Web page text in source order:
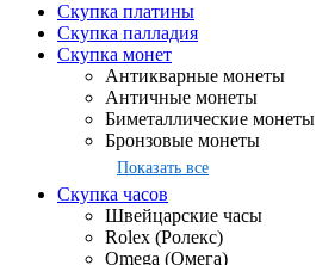
Скупка платины
Скупка палладия
Скупка монет
Антикварные монеты
Античные монеты
Биметаллические монеты
Бронзовые монеты
Показать все
Скупка часов
Швейцарские часы
Rolex (Ролекс)
Omega (Омега)